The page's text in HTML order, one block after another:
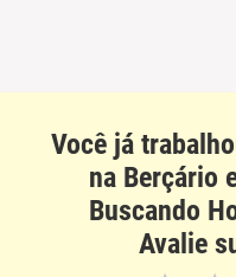
Você já
na Berçário
Buscando
Avalie